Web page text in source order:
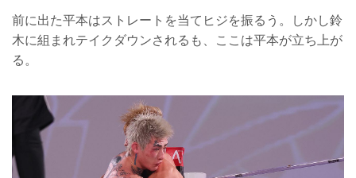
前に出た平本はストレートを当てヒジを振るう。しかし鈴
木に組まれテイクダウンされるも、ここは平本が立ち上が
る。